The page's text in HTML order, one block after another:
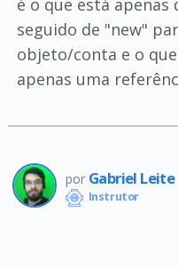
é o que está apenas
seguido de "new"
objeto/conta e o
apenas uma
por Gabriel Leite
Instrutor